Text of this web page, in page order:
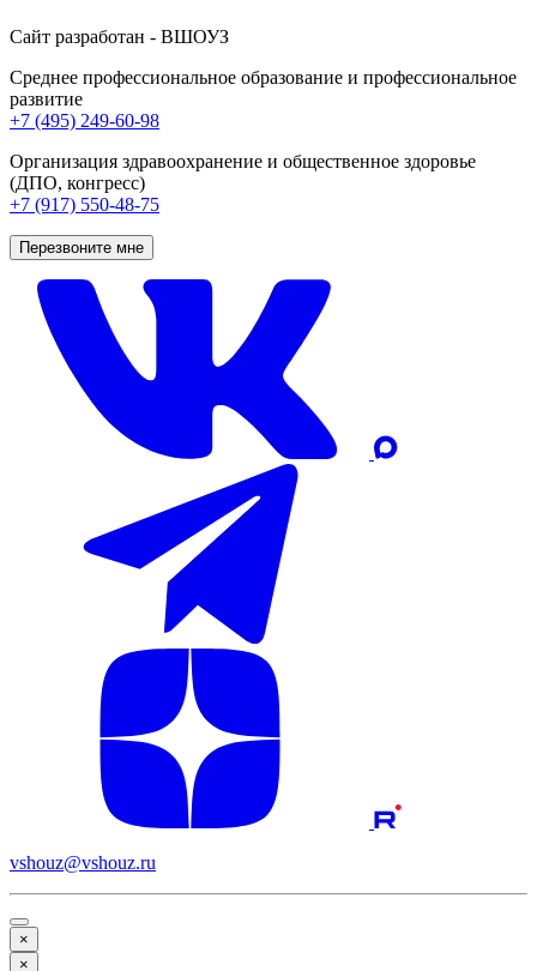
Сайт разработан - ВШОУЗ
Среднее профессиональное образование и профессиональное
развитие
+7 (495) 249-60-98
Организация здравоохранение и общественное здоровье
(ДПО, конгресс)
+7 (917) 550-48-75
Перезвоните мне
vshouz@vshouz.ru
×
×